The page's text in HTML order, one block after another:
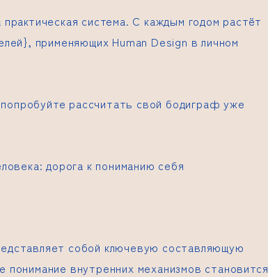
система. С каждым годом растёт
применяющих Human Design в личном
рассчитать свой бодиграф уже
дорога к пониманию себя
собой ключевую составляющую
внутренних механизмов становится